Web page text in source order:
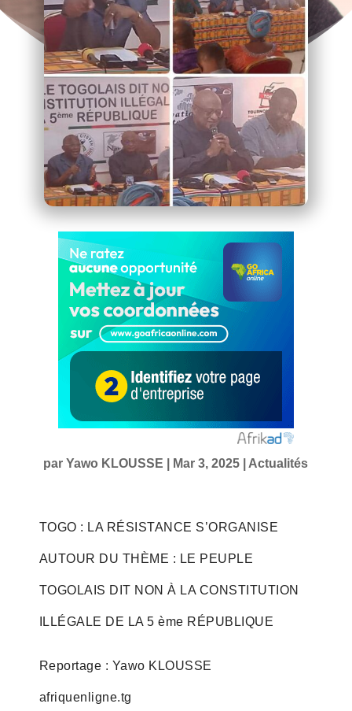
parYawo KLOUSSE Mar 3, 2025 Actualités
TOGO : LA RÉSISTANCE S’ORGANISE
AUTOUR DU THÈME : LE PEUPLE
TOGOLAIS DIT NON À LA CONSTITUTION
ILLÉGALE DE LA 5 ème RÉPUBLIQUE
Reportage : Yawo KLOUSSE
afriquenligne.tg